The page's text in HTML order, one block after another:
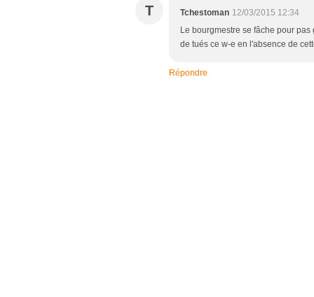
T Tchestoman 12/03/2015 12:34
Le bourgmestre se fâche pour
de tués ce w-e en l'absence de
Répondre